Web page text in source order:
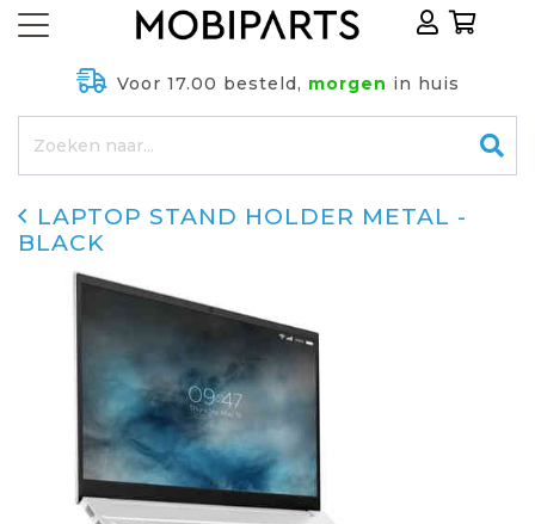
Voor 17.00 besteld, morgen in huis
LAPTOP STAND HOLDER METAL -
BLACK